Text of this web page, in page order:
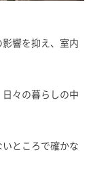
響を抑え、室内
々の暮らしの中
ところで確かな